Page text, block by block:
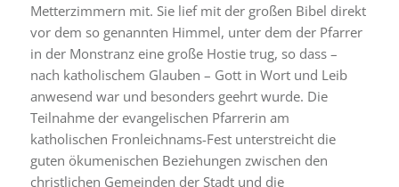
Metterzimmern mit. Sie lief mit der großen Bibel direkt
vor dem so genannten Himmel, unter dem der Pfarrer
in der Monstranz eine große Hostie trug, so dass –
nach katholischem Glauben – Gott in Wort und Leib
anwesend war und besonders geehrt wurde. Die
Teilnahme der evangelischen Pfarrerin am
katholischen Fronleichnams-Fest unterstreicht die
guten ökumenischen Beziehungen zwischen den
christlichen Gemeinden der Stadt und die